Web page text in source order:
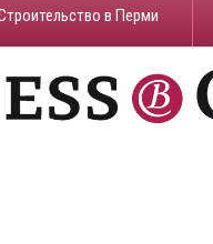
в Перми